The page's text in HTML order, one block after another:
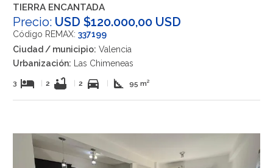
TIERRA ENCANTADA
Precio: USD $120.000,00 USD
Código REMAX: 337199
Ciudad / municipio: Valencia
Urbanización: Las Chimeneas
3 hotel 2 bathtub 2 directions_car square_foot 95 m²